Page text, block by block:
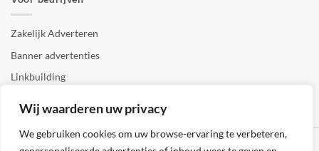
Wij waarderen uw privacy
We gebruiken cookies om uw browse-ervaring te verbeteren,
Zakelijk Adverteren
Banner advertenties
Linkbuilding